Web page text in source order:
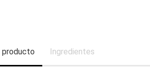
producto Ingredientes